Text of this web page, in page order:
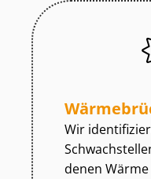
Wir
denen